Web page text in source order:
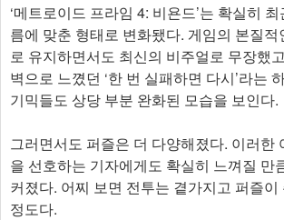
‘메트로이드 프라임 4: 비욘드’는 확실히
름에 맞춘 형태로 변화됐다. 게임의 본질적
로 유지하면서도 최신의 비주얼로 무장했
벽으로 느꼈던 ‘한 번 실패하면 다시’라는
기믹들도 상당 부분 완화된 모습을 보인다.
그러면서도 퍼즐은 더 다양해졌다. 이러한
을 선호하는 기자에게도 확실히 느껴질 만
커졌다. 어찌 보면 전투는 곁가지고 퍼즐이
정도다.